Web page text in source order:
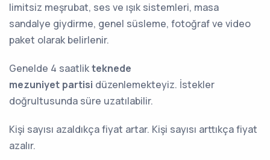
limitsiz meşrubat, ses ve ışık sistemleri, masa
sandalye giydirme, genel süsleme, fotoğraf ve video
paket olarak belirlenir.
Genelde 4 saatlikteknede
mezuniyet partisi düzenlemekteyiz. İstekler
doğrultusunda süre uzatılabilir.
Kişi sayısı azaldıkça fiyat artar. Kişi sayısı arttıkça fiyat
azalır.